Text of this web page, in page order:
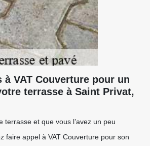
à VAT Couverture pour un
terrasse à Saint Privat,
terrasse et que vous l’avez un peu
faire appel à VAT Couverture pour son